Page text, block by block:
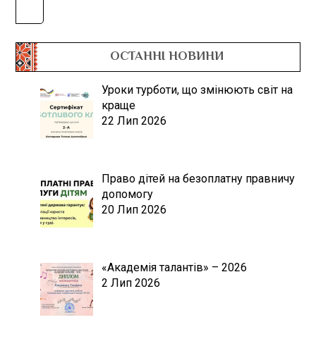
ОСТАННІ НОВИНИ
Уроки турботи, що змінюють світ на
краще
22 Лип 2026
Право дітей на безоплатну правничу
допомогу
20 Лип 2026
«Академія талантів» – 2026
2 Лип 2026